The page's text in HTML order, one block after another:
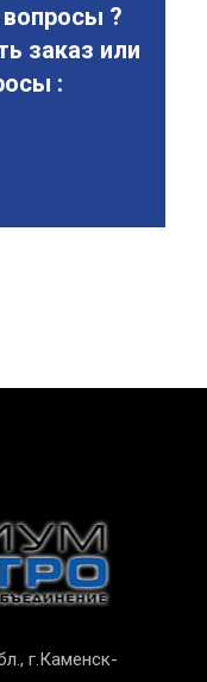
?
заказ или
:
г.Каменск-